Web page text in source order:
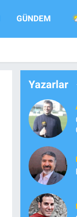
GÜNDEM
Yazarlar